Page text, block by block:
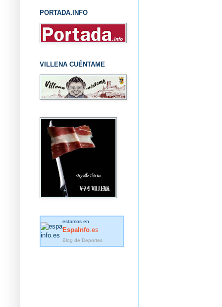
PORTADA.INFO
VILLENA CUÉNTAME
estamos en
EspaInfo .es
Blog de Deportes